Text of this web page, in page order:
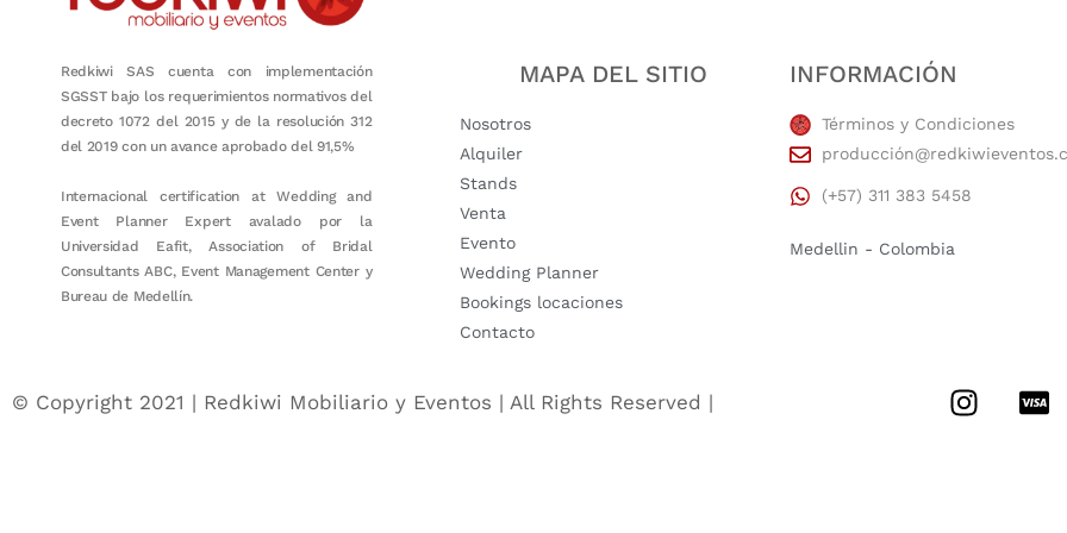
Redkiwi SAS cuenta con implementación
SGSST bajo los requerimientos normativos del
decreto 1072 del 2015 y de la resolución 312
del 2019 con un avance aprobado del 91,5%
Internacional certification at Wedding and
Event Planner Expert avalado por la
Universidad Eafit, Association of Bridal
Consultants ABC, Event Management Center y
Bureau de Medellín.
MAPA DEL SITIO
Nosotros
Alquiler
Stands
Venta
Evento
Wedding Planner
Bookings locaciones
Contacto
INFORMACIÓN
Términos y Condiciones
(+57) 311 383 5458
Medellin - Colombia
© Copyright 2021 | Redkiwi Mobiliario y Eventos | All Rights Reserved |